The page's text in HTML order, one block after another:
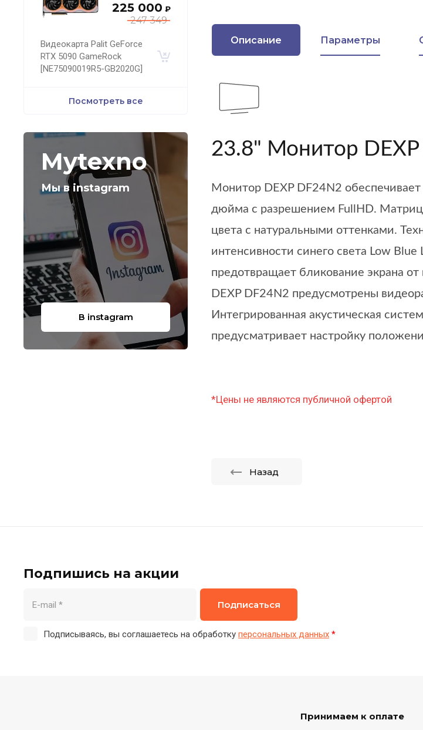
247 349
225 000 ₽
Видеокарта Palit GeForce
RTX 5090 GameRock
[NE75090019R5-GB2020G]
Посмотреть все
Mytexno
Мы в instagram
В instagram
Описание Параметры
23.8" Монитор
Монитор DEXP DF24N2
дюйма с разрешением FullHD.
цвета с натуральными оттенками.
интенсивности синего света Low
предотвращает бликование экрана
DEXP DF24N2 предусмотрены
Интегрированная акустическая
предусматривает настройку
*Цены не являются публичной офертой
Назад
Подпишись на акции
Подписываясь, вы соглашаетесь на обработку персональных данных *
Подписаться
Принимаем к оплате